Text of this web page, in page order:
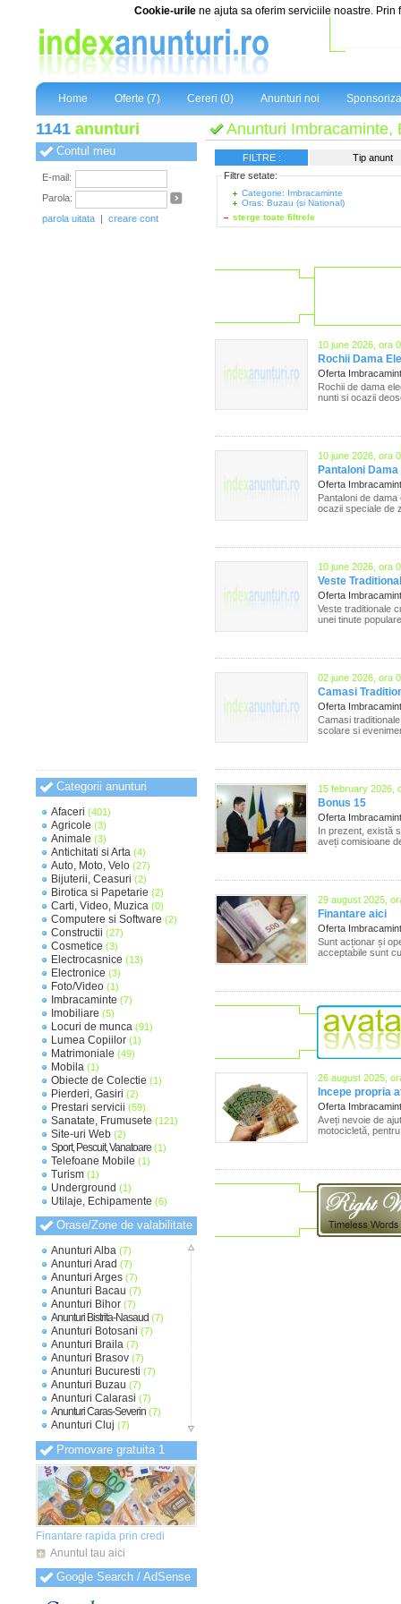
Cookie-urile ne ajuta sa oferim serviciile noastre.
Home Oferte (7) Cereri (0) Anunturi noi
1141 anunturi
Contul meu
E-mail:
Parola:
parola uitata | creare cont
Categorii anunturi
Afaceri (401)
Agricole (3)
Animale (3)
Antichitati si Arta (4)
Auto, Moto, Velo (27)
Bijuterii, Ceasuri (2)
Birotica si Papetarie (2)
Carti, Video, Muzica (0)
Computere si Software (2)
Constructii (27)
Cosmetice (3)
Electrocasnice (13)
Electronice (3)
Foto/Video (1)
Imbracaminte (7)
Imobiliare (5)
Locuri de munca (91)
Lumea Copiilor (1)
Matrimoniale (49)
Mobila (1)
Obiecte de Colectie (1)
Pierderi, Gasiri (2)
Prestari servicii (59)
Sanatate, Frumusete (121)
Site-uri Web (2)
Sport, Pescuit, Vanatoare (1)
Telefoane Mobile (1)
Turism (1)
Underground (1)
Utilaje, Echipamente (6)
Orase/Zone de valabilitate
Anunturi Alba (7)
Anunturi Arad (7)
Anunturi Arges (7)
Anunturi Bacau (7)
Anunturi Bihor (7)
Anunturi Bistrita-Nasaud (7)
Anunturi Botosani (7)
Anunturi Braila (7)
Anunturi Brasov (7)
Anunturi Bucuresti (7)
Anunturi Buzau (7)
Anunturi Calarasi (7)
Anunturi Caras-Severin (7)
Anunturi Cluj (7)
Anunturi Constanta
Anunturi Covasna(7)
Anunturi Dambovita(7)
Anunturi Dolj(7)
Anunturi Galati(7)
Anunturi Giurgiu(7)
Anunturi Gorj(7)
Anunturi Harghita (7)
Anunturi Hunedoara
Anunturi Ialomita
Anunturi Iasi(7)
Anunturi Ilfov(7)
Anunturi Maramures
Promovare gratuita 1
Finantare rapida prin credi
Anuntul tau aici
Google Search / AdSense
Anunturi Imbracaminte,
FILTRE :
Tip anunt
Filtre setate:
Categorie: Imbracaminte
Oras: Buzau (si National)
sterge toate filtrele
10 june 2026, ora
Rochii Dama
Oferta
Rochii de dama
nunti si ocazii
10 june 2026, ora
Pantaloni
Oferta
Pantaloni de
ocazii speciale de
10 june 2026, ora
Veste
Oferta
Veste traditionale
unei tinute
02 june 2026, ora
Camasi
Oferta
Camasi
scolare si
15 february 2026,
Bonus 15
Oferta
In prezent, există
aveți comisioane
29 august 2025,
Finantare aici
Oferta
Sunt acționar și
acceptabile sunt
26 august 2025,
Incepe propria
Oferta
Aveți nevoie de
motocicletă,